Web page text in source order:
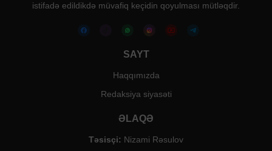
istifadə edildikdə müvafiq keçidin qoyulması mütləqdir.
SAYT
Haqqımızda
Redaksiya siyasəti
ƏLAQƏ
Təsisçi: Nizami Rəsulov